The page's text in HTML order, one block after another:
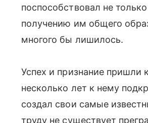
поспособствовал не
получению им общего
многого бы лишилось.
Успех и признание пришли
несколько лет к нему
создал свои самые
труду не существует